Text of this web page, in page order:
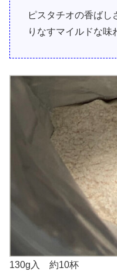
ピスタチオの香ばし
りなすマイルドな味
130g入 約10杯